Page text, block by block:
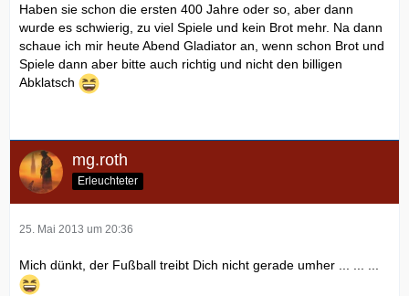
Haben sie schon die ersten 400 Jahre oder so, aber dann
wurde es schwierig, zu viel Spiele und kein Brot mehr. Na dann
schaue ich mir heute Abend Gladiator an, wenn schon Brot und
Spiele dann aber bitte auch richtig und nicht den billigen
Abklatsch
mg.roth
Erleuchteter
25. Mai 2013 um 20:36
Mich dünkt, der Fußball treibt Dich nicht gerade umher ... ... ...